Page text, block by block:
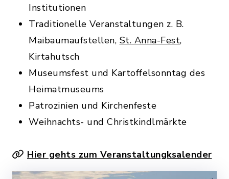
Institutionen
Traditionelle Veranstaltungen z. B.
Maibaumaufstellen, St. Anna-Fest,
Kirtahutsch
Museumsfest und Kartoffelsonntag des
Heimatmuseums
Patrozinien und Kirchenfeste
Weihnachts- und Christkindlmärkte
Hier gehts zum Veranstaltungksalender